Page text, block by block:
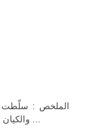
الملخص : سلّطت
والكيان الإسرائيلي، وذلك من خلال تحليل الأدبيات ذات الصلة التي تناولت هذا الموضوع، وتركز الدراسة على الكيفية ...